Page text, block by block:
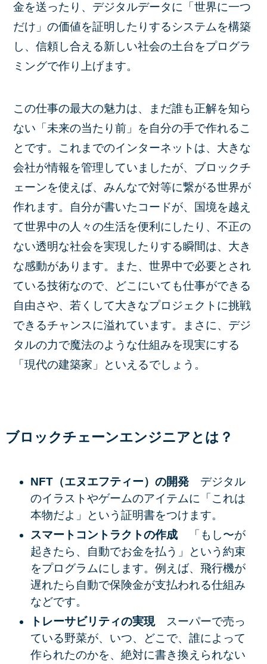
金を送ったり、デジタルデータに「世界に一つ
だけ」の価値を証明したりするシステムを構築
し、信頼し合える新しい社会の土台をプログラ
ミングで作り上げます。
この仕事の最大の魅力は、まだ誰も正解を知ら
ない「未来の当たり前」を自分の手で作れるこ
とです。これまでのインターネットは、大きな
会社が情報を管理していましたが、ブロックチ
ェーンを使えば、みんなで対等に繋がる世界が
作れます。自分が書いたコードが、国境を越え
て世界中の人々の生活を便利にしたり、不正の
ない透明な社会を実現したりする瞬間は、大き
な感動があります。また、世界中で必要とされ
ている技術なので、どこにいても仕事ができる
自由さや、若くして大きなプロジェクトに挑戦
できるチャンスに溢れています。まさに、デジ
タルの力で魔法のような仕組みを現実にする
「現代の建築家」といえるでしょう。
ブロックチェーンエンジニアとは？
NFT（エヌエフティー）の開発 デジタル
のイラストやゲームのアイテムに「これは
本物だよ」という証明書をつけます。
スマートコントラクトの作成
「もし〜が
起きたら、自動でお金を払う」という約束
をプログラムにします。例えば、飛行機が
遅れたら自動で保険金が支払われる仕組み
などです。
トレーサビリティの実現
スーパーで売っ
ている野菜が、いつ、どこで、誰によって
作られたのかを、絶対に書き換えられない